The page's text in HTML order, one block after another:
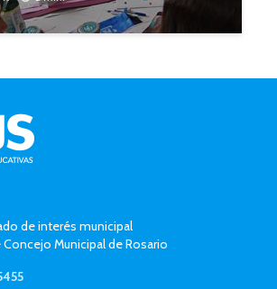
de interés municipal
Municipal de Rosario